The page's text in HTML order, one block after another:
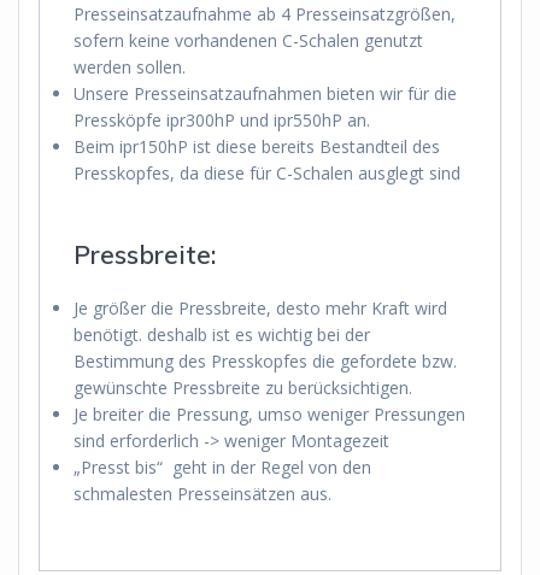
Presseinsatzaufnahme ab 4 Presseinsatzgrößen,
sofern keine vorhandenen C-Schalen genutzt
werden sollen.
Unsere Presseinsatzaufnahmen bieten wir für die
Pressköpfe ipr300hP und ipr550hP an.
Beim ipr150hP ist diese bereits Bestandteil des
Presskopfes, da diese für C-Schalen ausglegt sind
Pressbreite:
Je größer die Pressbreite, desto mehr Kraft wird
benötigt. deshalb ist es wichtig bei der
Bestimmung des Presskopfes die gefordete bzw.
gewünschte Pressbreite zu berücksichtigen.
Je breiter die Pressung, umso weniger Pressungen
sind erforderlich -> weniger Montagezeit
„Presst bis“ geht in der Regel von den
schmalesten Presseinsätzen aus.